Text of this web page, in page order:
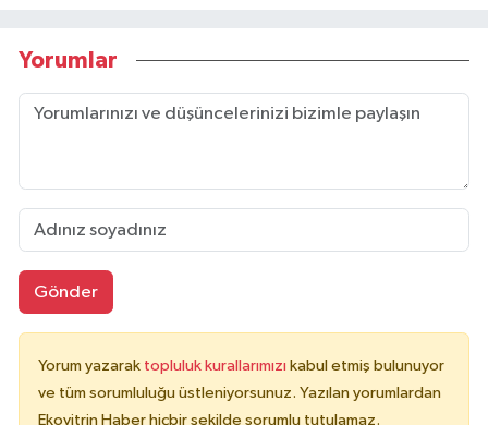
Yorumlar
Gönder
Yorum yazarak topluluk kurallarımızı kabul etmiş bulunuyor
ve tüm sorumluluğu üstleniyorsunuz. Yazılan yorumlardan
Ekovitrin Haber hiçbir şekilde sorumlu tutulamaz.